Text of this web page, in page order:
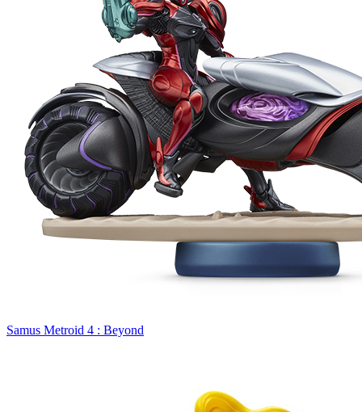
Samus Metroid 4 : Beyond